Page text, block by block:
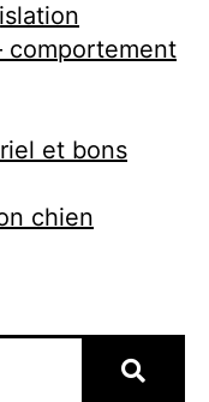
comportement
et bons
chien